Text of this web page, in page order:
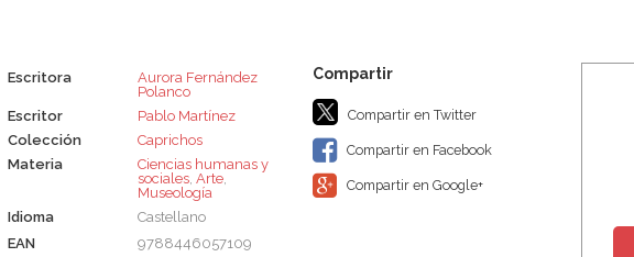
Escritora
Aurora Fernández
Polanco
Escritor
Pablo Martínez
Colección
Caprichos
Materia
Ciencias humanas y
sociales, Arte,
Museología
Idioma
Castellano
EAN
9788446057109
Compartir en Twitter
Compartir en Facebook
Compartir en Google+